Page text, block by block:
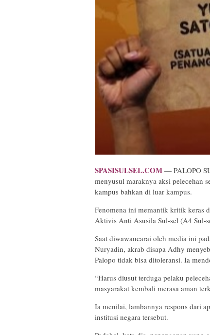
SPASISULSEL.COM — PALOPO
menyusul maraknya aksi pelecehan
kampus bahkan di luar kampus.
Fenomena ini memantik kritik keras
Aktivis Anti Asusila Sul-sel (A4 Sul-
Saat diwawancarai oleh media ini
Nuryadin, akrab disapa Adhy
Palopo tidak bisa ditoleransi. Ia
“Harus diusut terduga pelaku
masyarakat kembali merasa aman
Ia menilai, lambannya respons dari
institusi negara tersebut.